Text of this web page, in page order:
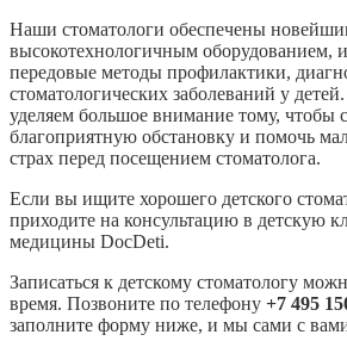
Наши стоматологи обеспечены
высокотехнологичным оборудованием,
передовые методы профилактики,
стоматологических заболеваний у
уделяем большое внимание тому, чтобы
благоприятную обстановку и помочь
страх перед посещением стоматолога.
Если вы ищите хорошего детского
приходите на консультацию в детскую
медицины DocDeti.
Записаться к детскому стоматологу
время. Позвоните по телефону +7 495
заполните форму ниже, и мы сами с